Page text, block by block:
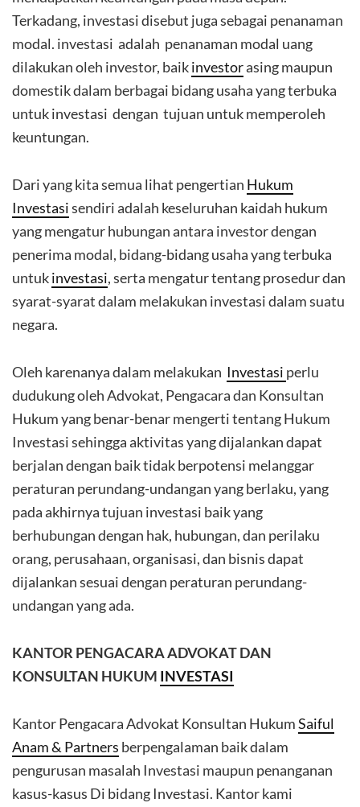
Terkadang, investasi disebut juga sebagai penanaman
modal. investasi adalah penanaman modal uang
dilakukan oleh investor, baikinvestorasing maupun
domestik dalam berbagai bidang usaha yang terbuka
untuk investasi dengan tujuan untuk memperoleh
keuntungan.
Dari yang kita semua lihat pengertian Hukum
Investasisendiri adalah keseluruhan kaidah hukum
yang mengatur hubungan antara investor dengan
penerima modal, bidang-bidang usaha yang terbuka
untukinvestasi, serta mengatur tentang prosedur dan
syarat-syarat dalam melakukan investasi dalam suatu
negara.
Oleh karenanya dalam melakukan Investasi perlu
dudukung oleh Advokat, Pengacara dan Konsultan
Hukum yang benar-benar mengerti tentang Hukum
Investasi sehingga aktivitas yang dijalankan dapat
berjalan dengan baik tidak berpotensi melanggar
peraturan perundang-undangan yang berlaku, yang
pada akhirnya tujuan investasi baik yang
berhubungan dengan hak, hubungan, dan perilaku
orang, perusahaan, organisasi, dan bisnis dapat
dijalankan sesuai dengan peraturan perundang-
undangan yang ada.
KANTOR PENGACARA ADVOKAT DAN
KONSULTAN HUKUM INVESTASI
Kantor Pengacara Advokat Konsultan HukumSaiful
Anam & Partners berpengalaman baik dalam
pengurusan masalah Investasi maupun penanganan
kasus-kasus Di bidang Investasi. Kantor kami